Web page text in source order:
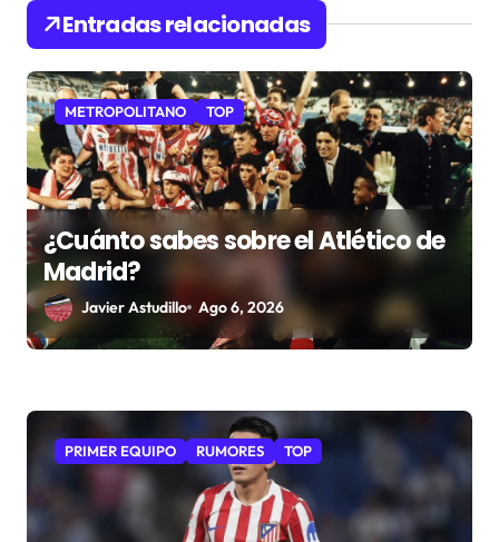
t
r
a
d
a
s
Entradas relacionadas
METROPOLITANO TOP
¿Cuánto sabes sobre el Atlético de
Madrid?
Javier Astudillo Ago 6, 2026
PRIMER EQUIPO RUMORES TOP